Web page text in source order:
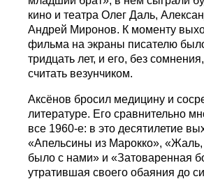
кино и театра Олег Даль,
Андрей Миронов. К моменту
фильма на экраны писателю
тридцать лет, и его, без
считать везунчиком.
Аксёнов бросил медицину и
литературе. Его сравнительно
все 1960-е: в это десятилетие
«Апельсины из Марокко», «Жаль,
было с нами» и «Затоваренная
утратившая своего обаяния до